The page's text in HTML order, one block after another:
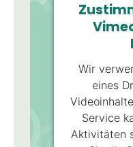
Wir
eines
Service
Aktivitäten